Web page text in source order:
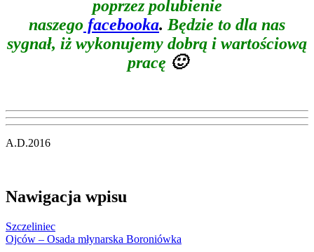
poprzez polubienie
naszego facebooka. Będzie to dla nas
sygnał, iż wykonujemy dobrą i wartościową
pracę 🙂
A.D.2016
Nawigacja wpisu
Szczeliniec
Ojców – Osada młynarska Boroniówka